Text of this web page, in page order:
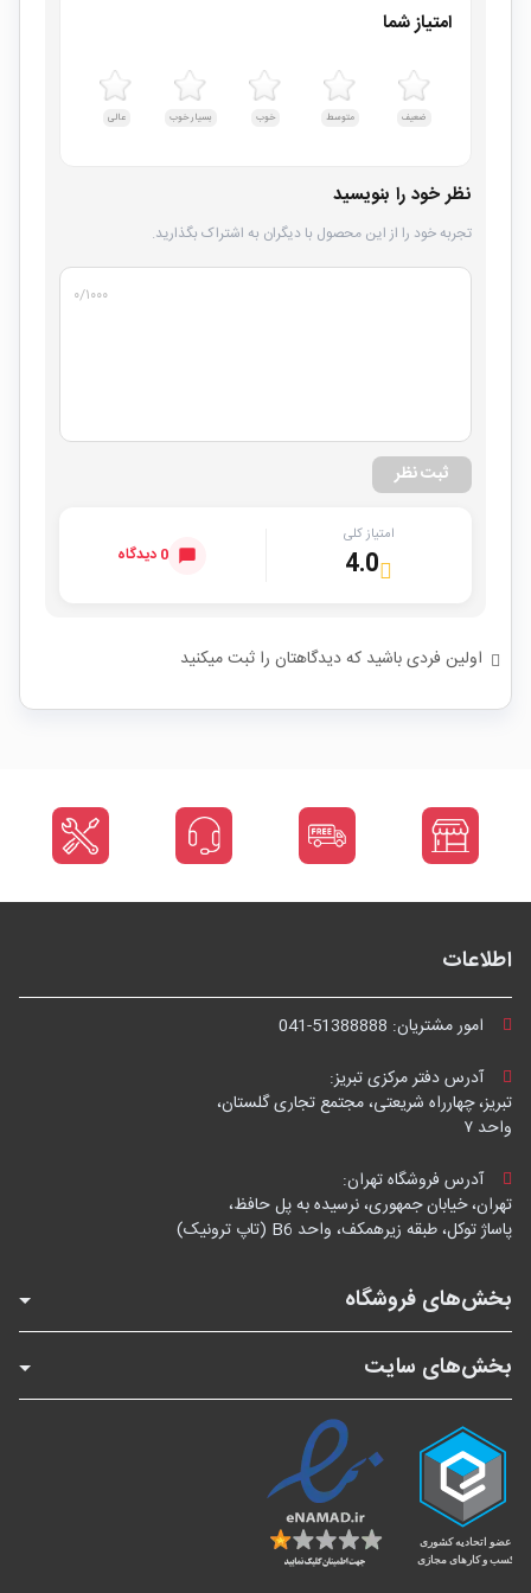
امتیاز شما
ضعیف متوسط خوب بسیار خوب عالی
نظر خود را بنویسید
تجربه خود را از این محصول با دیگران به اشتراک بگذارید.
۰/۱۰۰۰
ثبت نظر
امتیاز کلی
4.0 0 دیدگاه
اولین فردی باشید که دیدگاهتان را ثبت میکنید
اطلاعات
امور مشتریان: 041-51388888
آدرس دفتر مرکزی تبریز:
تبریز، چهارراه شریعتی، مجتمع تجاری گلستان،
واحد ۷
آدرس فروشگاه تهران:
تهران، خیابان جمهوری، نرسیده به پل حافظ،
پاساژ توکل، طبقه زیرهمکف، واحد B6 (تاپ ترونیک)
بخش‌های فروشگاه
بخش‌های سایت